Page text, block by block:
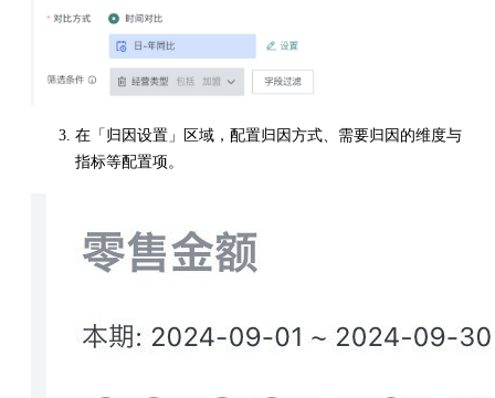
在「归因设置」区域，配置归因方式、需要归因的维度与
指标等配置项。